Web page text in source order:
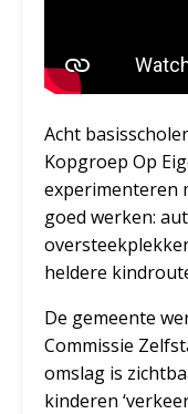
Acht
Kopgroep Op
experimenteren
goed werken:
heldere
De gemeente
Commissie
omslag is
kinderen